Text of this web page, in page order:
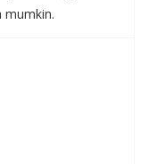
mumkin.